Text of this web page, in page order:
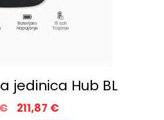
jedinica Hub BL
211,87 €